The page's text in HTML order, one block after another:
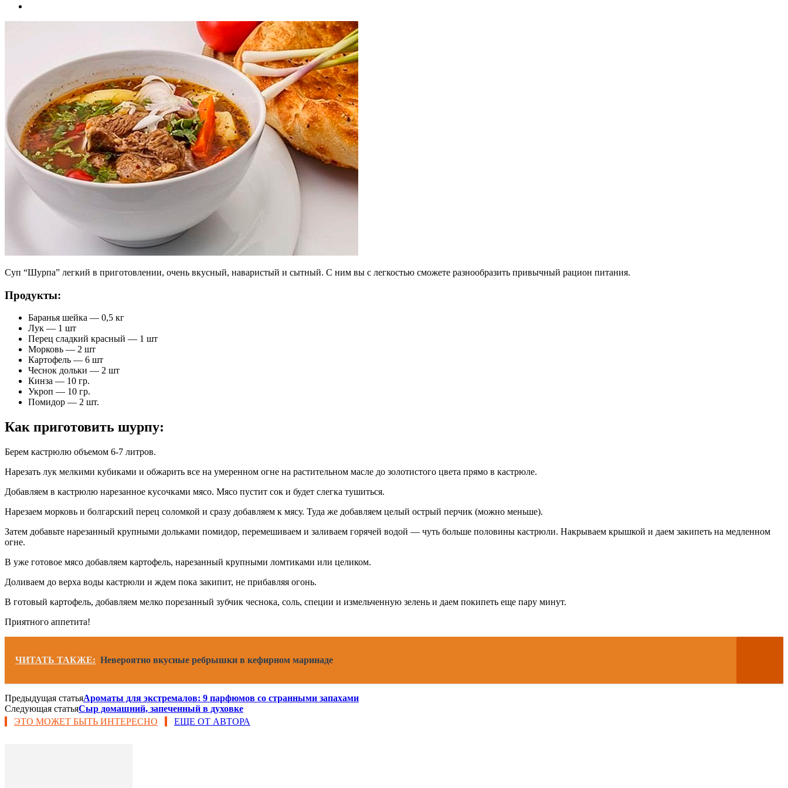
Суп “Шурпа” легкий в приготовлении, очень вкусный, наваристый и сытный. С ним вы с легкостью сможете разнообразить привычный рацион питания.
Продукты:
Баранья шейка — 0,5 кг
Лук — 1 шт
Перец сладкий красный — 1 шт
Морковь — 2 шт
Картофель — 6 шт
Чеснок дольки — 2 шт
Кинза — 10 гр.
Укроп — 10 гр.
Помидор — 2 шт.
Как приготовить шурпу:
Берем кастрюлю объемом 6-7 литров.
Нарезать лук мелкими кубиками и обжарить все на умеренном огне на растительном масле до золотистого цвета прямо в кастрюле.
Добавляем в кастрюлю нарезанное кусочками мясо. Мясо пустит сок и будет слегка тушиться.
Нарезаем морковь и болгарский перец соломкой и сразу добавляем к мясу. Туда же добавляем целый острый перчик (можно меньше).
Затем добавьте нарезанный крупными дольками помидор, перемешиваем и заливаем горячей водой — чуть больше половины кастрюли. Накрываем крышкой и даем закипеть на медленном
огне.
В уже готовое мясо добавляем картофель, нарезанный крупными ломтиками или целиком.
Доливаем до верха воды кастрюли и ждем пока закипит, не прибавляя огонь.
В готовый картофель, добавляем мелко порезанный зубчик чеснока, соль, специи и измельченную зелень и даем покипеть еще пару минут.
Приятного аппетита!
ЧИТАТЬ ТАКЖЕ: Невероятно вкусные ребрышки в кефирном маринаде
Предыдущая статьяАроматы для экстремалов: 9 парфюмов со странными запахами
Следующая статьяСыр домашний, запеченный в духовке
ЭТО МОЖЕТ БЫТЬ ИНТЕРЕСНО
ЕЩЕ ОТ АВТОРА